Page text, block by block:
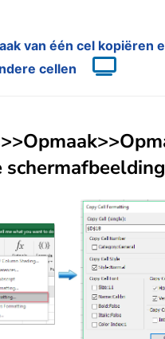
van één cel kopiëren
cellen
>>Opmaak>>